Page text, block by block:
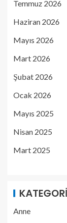
Temmuz 2026
Haziran 2026
Mayıs 2026
Mart 2026
Şubat 2026
Ocak 2026
Mayıs 2025
Nisan 2025
Mart 2025
KATEGORI
Anne